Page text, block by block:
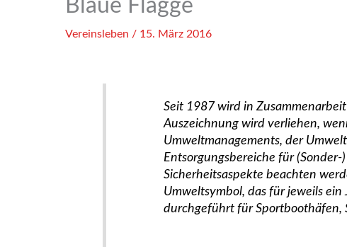
Blaue Flagge
Vereinsleben / 15. März 2016
Seit 1987 wird in
Auszeichnung wird verliehen,
Umweltmanagements, der
Entsorgungsbereiche für
Sicherheitsaspekte beachten
Umweltsymbol, das für jeweils
durchgeführt für Sportboothäfen,